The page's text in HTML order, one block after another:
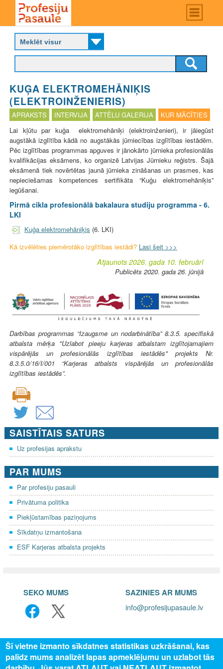
main
content
Main
menu
P
o
f
e
i
j
u
p
a
s
a
u
l
e
KUĢA ELEKTROMEHĀNIĶIS
(ELEKTROINŽENIERIS)
APRAKSTS INTERVIJA ATTĒLU GALERIJA
KUR MĀCĪTIES
Lai kļūtu par kuģa elektromehāniķi (elektroinženieri), ir jāiegūst
augstākā izglītība kādā no augstākās jūrniecības izglītības iestādēm.
Pēc izglītības programmas apguves ir jānokārto jūrnieka profesionālās
kvalifikācijas eksāmens, ko organizē Latvijas Jūrnieku reģistrs. Šajā
eksāmenā tiek novērtētas jaunā jūrnieka zināšanas un prasmes, kas
nepieciešamas kompetences sertifikāta “Kuģu elektromehāniķis”
iegūšanai.
Pirmā cikla profesionālā bakalaura studiju programma - 6.
LKI
Kuģa elektromehāniķis (6. LKI)
Kā izvēlēties piemērotāko izglītības iestādi? Lasi šeit >>>
Atjaunots 2026. gada 10. februārī
Publicēts 2020. gada 26. jūnijā
Darbības programmas “Izaugsme un nodarbinātība” 8.3.5. specifiskā
atbalsta mērķa "Uzlabot pieeju karjeras atbalstam izglītojamajiem
vispārējās un profesionālās izglītības iestādēs" projekts Nr.
8.3.5.0/16/I/001 “Karjeras atbalsts vispārējās un profesionālās
izglītības iestādēs”.
SAISTĪTAIS SATURS
Uz profesijas aprakstu
PAR MUMS
Par profesiju pasauli
Privātuma politika
Piekļūstamības paziņojums
Sīkdatņu izmantošana
ESF Karjeras atbalsta projekts
SEKO MUMS SAZINIES AR MUMS
info@profesijupasaule.lv
Šī vietne izmanto sīkdatnes statistikas uzkrāšanai, kas
palīdz mums analizēt lapas apmeklējumu un uzlabot tās